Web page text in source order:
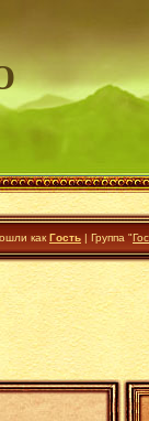
как Гость | Группа "